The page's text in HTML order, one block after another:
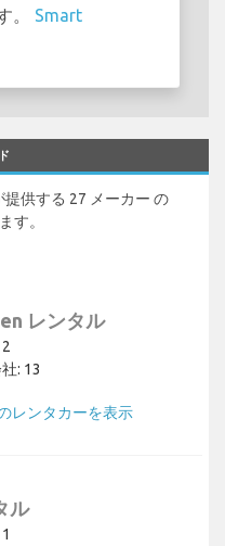
。 Smart
供する 27 メーカー の
す。
レンタル
: 13
レンタカーを表示
ル